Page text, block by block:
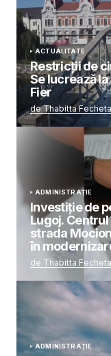
ACTUALITATE
Restricții de
Se lucrează
Fier
de Thabitta Fecheta
ADMINISTRAȚIE
Investiție de
Lugoj.
strada
în
de Thabitta Fecheta
ADMINISTRAȚIE